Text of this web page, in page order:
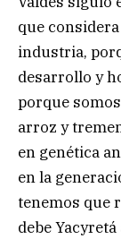
que
industria,
desarrollo y
porque
arroz y
en genética
en la
tenemos que
debe